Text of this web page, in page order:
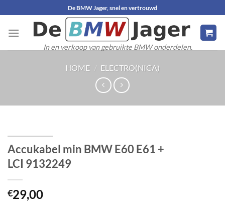
naar
inhoud
De BMW Jager, snel en vertrouwd
In en verkoop van gebruikte BMW onderdelen.
HOME / ELECTRO(NICA)
Accukabel min BMW E60 E61 +
LCI 9132249
€29,00